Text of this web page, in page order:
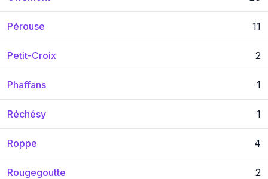
Pérouse 11
Petit-Croix 2
Phaffans 1
Réchésy 1
Roppe 4
Rougegoutte 2